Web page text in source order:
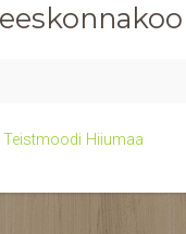
Hiiumaa